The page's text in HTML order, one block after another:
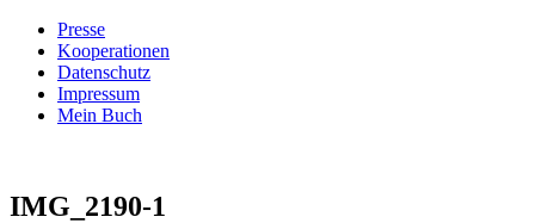
Presse
Kooperationen
Datenschutz
Impressum
Mein Buch
Villa König
IMG_2190-1